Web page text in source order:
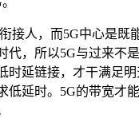
接人，而5G中心是既
代，所以5G与过来不
时延链接，才干满足
低延时。5G的带宽才